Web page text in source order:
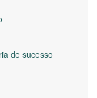
de sucesso